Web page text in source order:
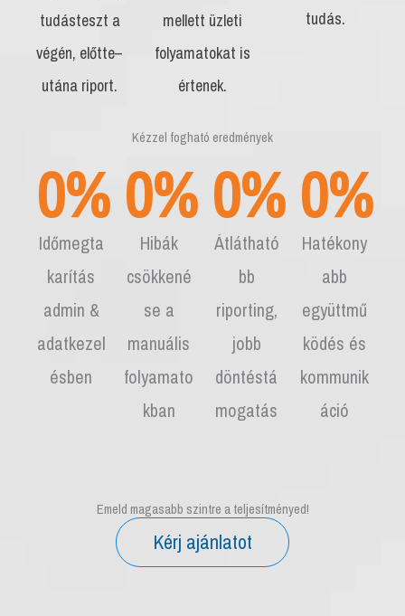
tudásteszt a
végén, előtte–
utána riport.
mellett üzleti
folyamatokat is
értenek.
tudás.
Kézzel fogható eredmények
0%
Időmegta
karítás
admin &
adatkezel
ésben
0%
Hibák
csökkené
se a
manuális
folyamato
kban
0%
Átlátható
bb
riporting,
jobb
döntéstá
mogatás
0%
Hatékony
abb
együttmű
ködés és
kommunik
áció
Emeld magasabb szintre a teljesítményed!
Kérj ajánlatot